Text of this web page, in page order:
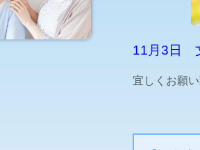
11月3日
宜しくお願